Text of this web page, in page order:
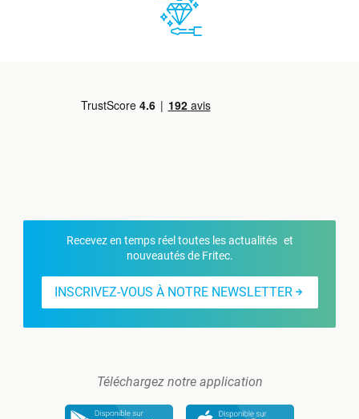
Recevez en temps réel toutes les actualités et
nouveautés de Fritec.
INSCRIVEZ-VOUS À NOTRE NEWSLETTER
Téléchargez notre application